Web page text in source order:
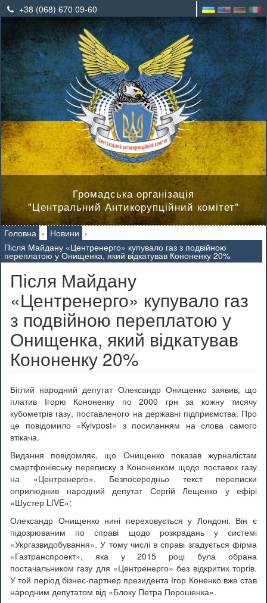
+38 (068) 670 09-60
Громадська організація
"Центральний Антикорупційний комітет"
Головна › Новини ›
Після Майдану «Центренерго» купувало газ з подвійною
переплатою у Онищенка, який відкатував Кононенку 20%
Після Майдану
«Центренерго» купувало газ
з подвійною переплатою у
Онищенка, який відкатував
Кононенку 20%
Біглий народний депутат Олександр Онищенко заявив, що
платив Ігорю Кононенку по 2000 грн за кожну тисячу
кубометрів газу, поставленого на державні підприємства. Про
це повідомило «Kyivpost» з посиланням на слова самого
втікача.
Видання повідомляє, що Онищенко показав журналістам
смартфонівську переписку з Кононенком щодо поставок газу
на «Центренерго». Безпосередньо текст переписки
оприлюднив народний депутат Сергій Лещенко у ефірі
«Шустер LIVE»:
Олександр Онищенко нині переховується у Лондоні. Він є
підозрюваним по справі щодо розкрадань у системі
«Укргазвидобування». У тому числі в справі згадується фірма
«Газтранспроект», яка у 2015 році була обрана
постачальником газу для «Центренерго» без відкритих торгів.
У той період бізнес-партнер президента Ігор Коненко вже став
народним депутатом від «Блоку Петра Порошенка».